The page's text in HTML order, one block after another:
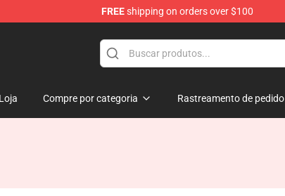
FREEshipping on orders over $100
Loja Compre por categoria Rastreamento de pedido